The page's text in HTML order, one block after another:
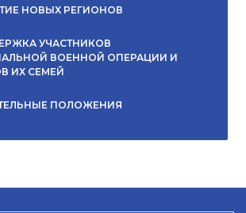
НОВЫХ РЕГИОНОВ
УЧАСТНИКОВ
ВОЕННОЙ ОПЕРАЦИИ И
ИХ СЕМЕЙ
ПОЛОЖЕНИЯ